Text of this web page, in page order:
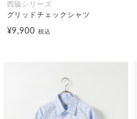
西脇シリーズ
グリッドチェックシャツ
¥9,900税込